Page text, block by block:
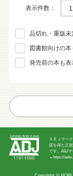
表示件数
品切れ・重版
図書館向けの
発売前の本も表
ＡＢＪマー
諾を得た正
です。ABJ
→ https://